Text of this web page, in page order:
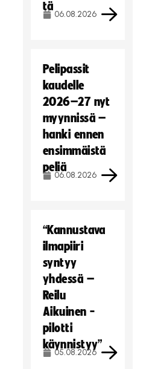
tä
06.08.2026
Pelipassit
kaudelle
2026–27 nyt
myynnissä –
hanki ennen
ensimmäistä
peliä
06.08.2026
“Kannustava
ilmapiiri
syntyy
yhdessä –
Reilu
Aikuinen -
pilotti
käynnistyy”
05.08.2026